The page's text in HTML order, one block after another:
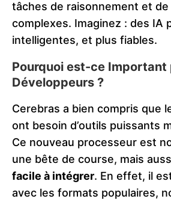
tâches de raisonnement et
complexes. Imaginez : des IA
intelligentes, et plus fiables.
Pourquoi est-ce Important
Développeurs ?
Cerebras a bien compris que
ont besoin d’outils puissants
Ce nouveau processeur est
une bête de course, mais
facile à intégrer. En effet, il
avec les formats populaires,